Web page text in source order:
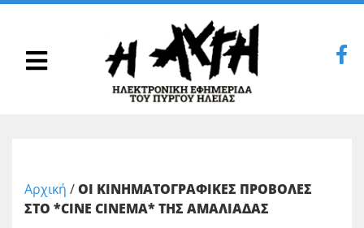
Αρχική /ΟΙ ΚΙΝΗΜΑΤΟΓΡΑΦΙΚΕΣ ΠΡΟΒΟΛΕΣ
ΣΤΟ *CINE CINEMA* ΤΗΣ ΑΜΑΛΙΑΔΑΣ